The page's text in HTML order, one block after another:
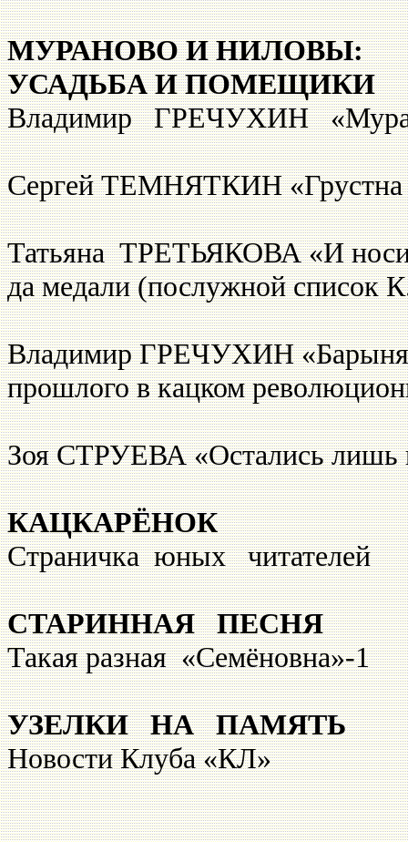
МУРАНОВО И НИЛОВЫ:
УСАДЬБА И ПОМЕЩИКИ
Владимир
Сергей ТЕМНЯТКИН
Татьяна ТРЕТЬЯКОВА «И
да медали (послужной
Владимир ГРЕЧУХИН «Барыня
прошлого в кацком
Зоя СТРУЕВА «Остались
КАЦКАРЁНОК
Страничка юных
СТАРИННАЯ ПЕСНЯ
Такая разная
УЗЕЛКИ НА ПАМЯТЬ
Новости